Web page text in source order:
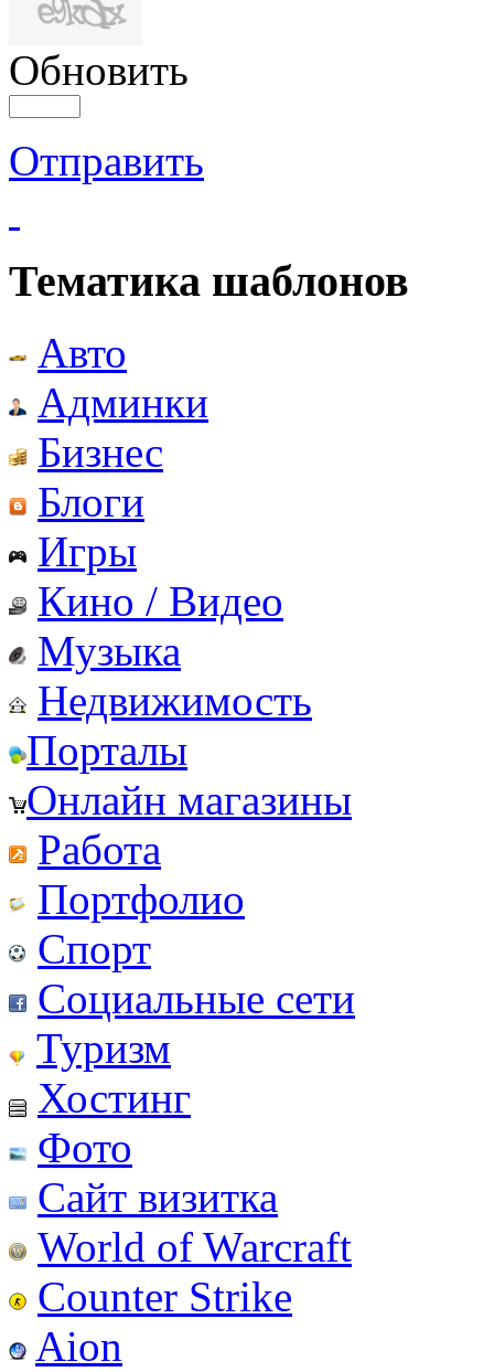
Обновить
Отправить
Тематика шаблонов
Авто
Админки
Бизнес
Блоги
Игры
Кино / Видео
Музыка
Недвижимость
Порталы
Онлайн магазины
Работа
Портфолио
Спорт
Социальные сети
Туризм
Хостинг
Фото
Сайт визитка
World of Warcraft
Counter Strike
Aion